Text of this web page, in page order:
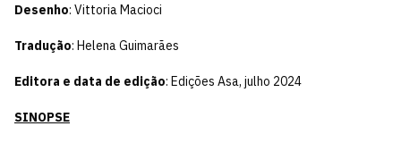
Desenho: Vittoria Macioci
Tradução: Helena Guimarães
Editora e data de edição: Edições Asa, julho 2024
SINOPSE